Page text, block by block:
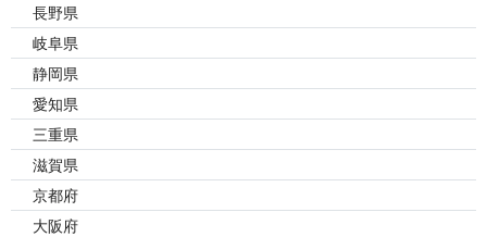
長野県
岐阜県
静岡県
愛知県
三重県
滋賀県
京都府
大阪府